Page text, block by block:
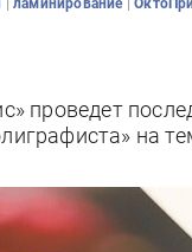
ламинирование
проведет
на